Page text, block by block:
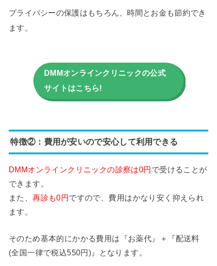
プライバシーの保護はもちろん、時間とお金も節約でき
ます。
DMMオンラインクリニックの公式
サイトはこちら!
特徴②：費用が安いので安心して利用できる
DMMオンラインクリニックの診察は0円で受けることが
できます。
また、再診も0円ですので、費用はかなり安く抑えられ
ます。
そのため基本的にかかる費用は『お薬代』＋『配送料
(全国一律で税込550円)』となります。